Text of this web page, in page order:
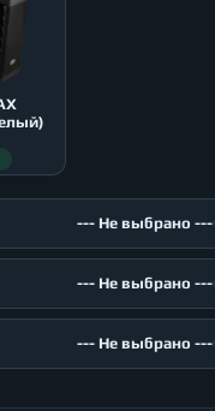
--- Не выбрано ---
--- Не выбрано ---
--- Не выбрано ---